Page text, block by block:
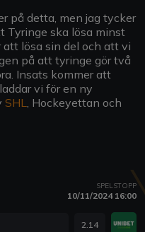
på detta, men jag tycker
Tyringe ska lösa minst
lösa sin del och att vi
på att tyringe gör två
Insats kommer att
vi för en ny
SHL
, Hockeyettan och
SPELSTOPP
10/11/2024 16:00
2.14